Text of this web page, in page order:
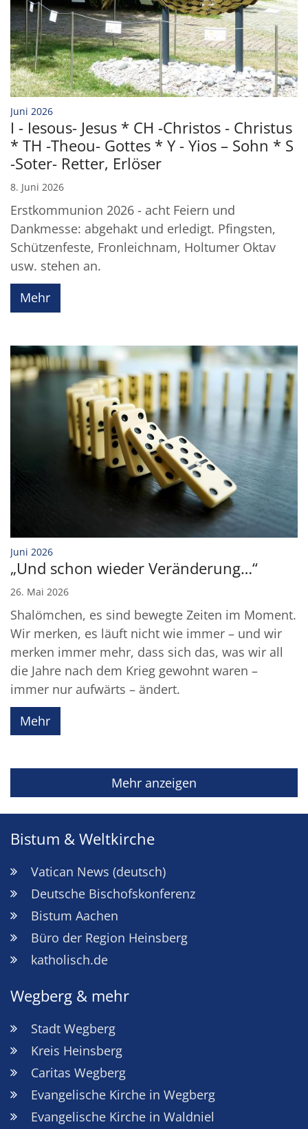
Juni 2026:
I - Iesous- Jesus * CH -Christos - Christus
* TH -Theou- Gottes * Y - Yios – Sohn * S
-Soter- Retter, Erlöser
8. Juni 2026
Erstkommunion 2026 - acht Feiern und
Dankmesse: abgehakt und erledigt. Pfingsten,
Schützenfeste, Fronleichnam, Holtumer Oktav
usw. stehen an.
Mehr
Juni 2026:
„Und schon wieder Veränderung…“
26. Mai 2026
Shalömchen, es sind bewegte Zeiten im Moment.
Wir merken, es läuft nicht wie immer – und wir
merken immer mehr, dass sich das, was wir all
die Jahre nach dem Krieg gewohnt waren –
immer nur aufwärts – ändert.
Mehr
Mehr anzeigen
Bistum & Weltkirche
Vatican News (deutsch)
Deutsche Bischofskonferenz
Bistum Aachen
Büro der Region Heinsberg
katholisch.de
Wegberg & mehr
Stadt Wegberg
Kreis Heinsberg
Caritas Wegberg
Evangelische Kirche in Wegberg
Evangelische Kirche in Waldniel